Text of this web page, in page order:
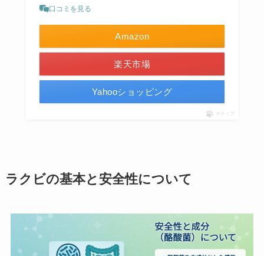
口コミを見る
Amazon
楽天市場
Yahooショッピング
ポチップ
ラクビの基本と安全性について